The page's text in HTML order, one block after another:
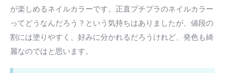
が楽しめるネイルカラーです。正直プチプラのネイルカラー
ってどうなんだろう？という気持ちはありましたが、値段の
割には塗りやすく、好みに分かれるだろうけれど、発色も綺
麗なのではと思います。